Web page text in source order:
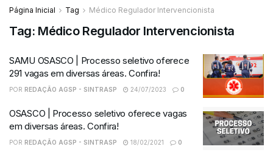
Página Inicial Tag Médico Regulador Intervencionista
Tag: Médico Regulador Intervencionista
SAMU OSASCO | Processo seletivo oferece
291 vagas em diversas áreas. Confira!
POR REDAÇÃO AGSP - SINTRASP 24/07/2023 0
OSASCO | Processo seletivo oferece vagas
em diversas áreas. Confira!
POR REDAÇÃO AGSP - SINTRASP 18/02/2021 0